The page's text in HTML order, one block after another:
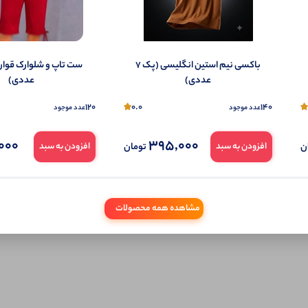
تمایل می‌توانید به صورت ناشناس نیز دیدگاه خود را ثبت کنید.
باکسی نیم استین انگلیسی (پک 7
عددی)
140عدد موجود 0.0
افزودن به سبد 395,000تومان
عددی)
120عدد موجود
افزودن به سبد
مشاهده همه محصولات